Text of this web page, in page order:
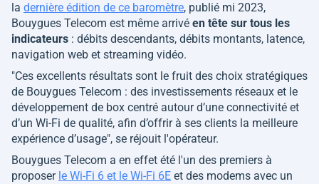
la dernière édition de ce baromètre, publié mi 2023,
Bouygues Telecom est même arrivé en tête sur tous les
indicateurs : débits descendants, débits montants, latence,
navigation web et streaming vidéo.
"Ces excellents résultats sont le fruit des choix stratégiques
de Bouygues Telecom : des investissements réseaux et le
développement de box centré autour d’une connectivité et
d’un Wi-Fi de qualité, afin d’offrir à ses clients la meilleure
expérience d’usage", se réjouit l'opérateur.
Bouygues Telecom a en effet été l'un des premiers à
proposer le Wi-Fi 6 et le Wi-Fi 6E et des modems avec un